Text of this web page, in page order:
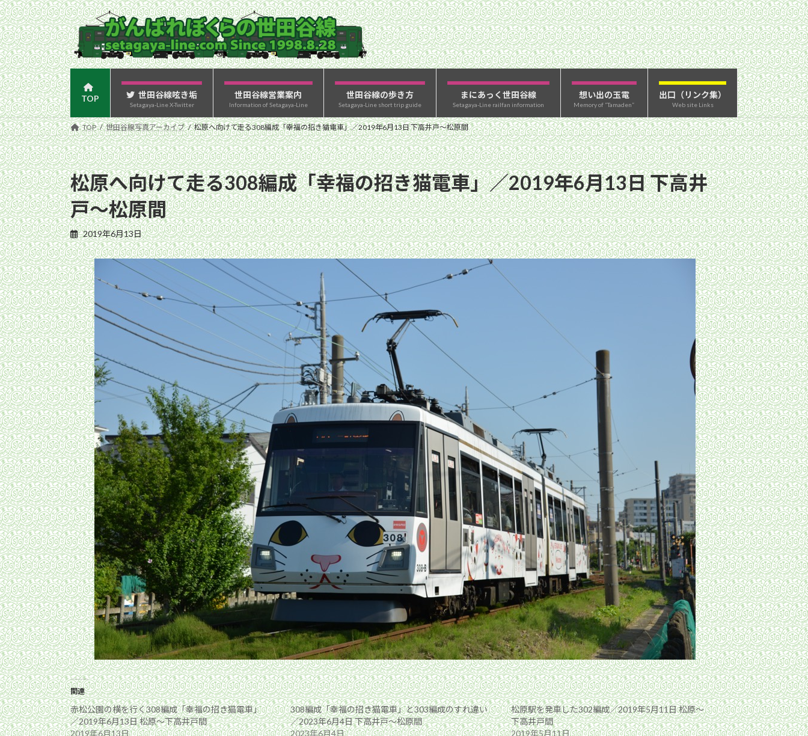
コ
ン
テ
ン
ツ
へ
ス
キ
ッ
プ
ナ
ビ
ゲ
ー
シ
ョ
ン
に
移
動
TOP 世田谷線呟き垢
Setagaya-Line X-Twitter
世田谷線営業案内
Information of Setagaya-Line
世田谷線の歩き方
Setagaya-Line short trip guide
まにあっく世田谷線
Setagaya-Line railfan information
想い出の玉電
Memory of “Tamaden”
出口（リンク集）
Web site Links
TOP 世田谷線写真アーカイブ 松原へ向けて走る308編成「幸福の招き猫電車」／2019年6月13日 下高井戸〜松原間
松原へ向けて走る308編成「幸福の招き猫電車」／2019年6月13日 下高井
戸〜松原間
2019年6月13日
関連
赤松公園の横を行く308編成「幸福の招き猫電車」
／2019年6月13日 松原〜下高井戸間
2019年6月13日
308編成「幸福の招き猫電車」と303編成のすれ違い
／2023年6月4日 下高井戸〜松原間
2023年6月4日
松原駅を発車した302編成／2019年5月11日 松原〜
下高井戸間
2019年5月11日